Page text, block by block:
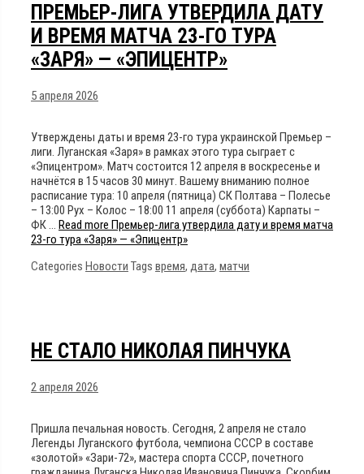
ПРЕМЬЕР-ЛИГА УТВЕРДИЛА ДАТУ
И ВРЕМЯ МАТЧА 23-ГО ТУРА
«ЗАРЯ» — «ЭПИЦЕНТР»
5 апреля 2026
Утверждены даты и время 23-го тура украинской Премьер –
лиги. Луганская «Заря» в рамках этого тура сыграет с
«Эпицентром». Матч состоится 12 апреля в воскресенье и
начнётся в 15 часов 30 минут. Вашему вниманию полное
расписание тура: 10 апреля (пятница) СК Полтава – Полесье
– 13:00 Рух – Колос – 18:00 11 апреля (суббота) Карпаты –
ФК … Read more Премьер-лига утвердила дату и время матча
23-го тура «Заря» — «Эпицентр»
Categories Новости Tags время, дата, матчи
НЕ СТАЛО НИКОЛАЯ ПИНЧУКА
2 апреля 2026
Пришла печальная новость. Сегодня, 2 апреля не стало
Легенды Луганского футбола, чемпиона СССР в составе
«золотой» «Зари-72», мастера спорта СССР, почетного